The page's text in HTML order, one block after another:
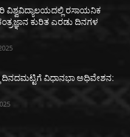
ವಿಶ್ವವಿದ್ಯಾಲಯದಲ್ಲಿ ರಸಾಯನಿಕ
ಕುರಿತ ಎರಡು ದಿನಗಳ
ದಿನದಮಟ್ಟಿಗೆ ವಿಧಾನಭಾ ಅಧಿವೇಶನ: